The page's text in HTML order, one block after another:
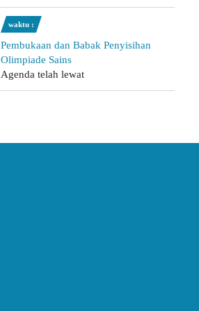
waktu :
Pembukaan dan Babak Penyisihan
Olimpiade Sains
Agenda telah lewat